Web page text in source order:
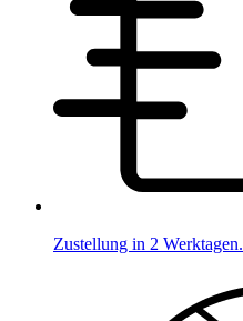
Zustellung in 2 Werktagen.